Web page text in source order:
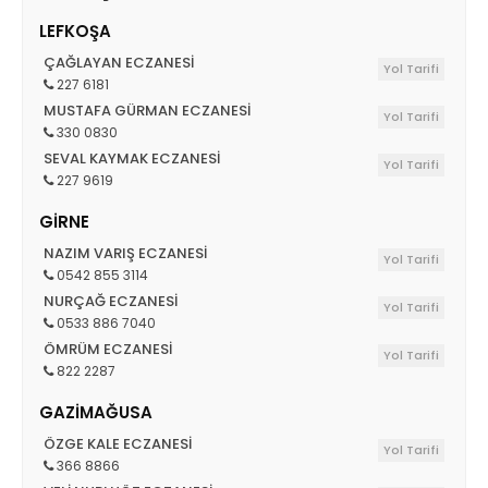
LEFKOŞA
ÇAĞLAYAN ECZANESİ Yol Tarifi
227 6181
MUSTAFA GÜRMAN ECZANESİ Yol Tarifi
330 0830
SEVAL KAYMAK ECZANESİ Yol Tarifi
227 9619
GİRNE
NAZIM VARIŞ ECZANESİ Yol Tarifi
0542 855 3114
NURÇAĞ ECZANESİ Yol Tarifi
0533 886 7040
ÖMRÜM ECZANESİ Yol Tarifi
822 2287
GAZİMAĞUSA
ÖZGE KALE ECZANESİ Yol Tarifi
366 8866